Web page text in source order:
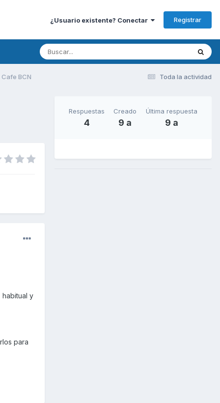
¿Usuario existente? Conectar Registrar
Toda la actividad
BCN
y
para
Respuestas
4
Creado
9 a
Última respuesta
9 a